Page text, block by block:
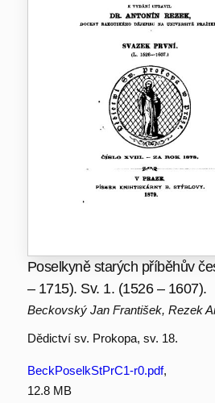
Poselkyně starých příběhův
– 1715). Sv. 1. (1526 – 1607).
Beckovský Jan František, Rezek
Dědictví sv. Prokopa, sv. 18.
BeckPoselkStPrC1-r0.pdf,
12.8 MB